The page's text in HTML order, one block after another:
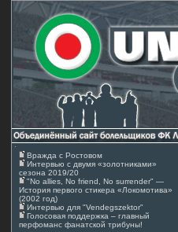
Вражда с Ростовом
Интервью с двумя «золотниками»
сезона 2019/20
"No allies, No friend, No surrender" —
История первого стикера «Локомотива»
(2002 год)
Интервью для "Vendegszektor"
Голосовая поддержка – главный
перфоманс фанатской трибуны!